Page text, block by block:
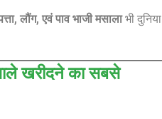
लौंग, एवं पाव भाजी मसालाभी दुनिया
खरीदने का सबसे